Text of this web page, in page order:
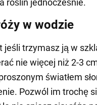
roślin jednocześnie.
w wodzie
jeśli trzymasz ją w
nie więcej niż 2-3
światłem
Pozwól im trochę